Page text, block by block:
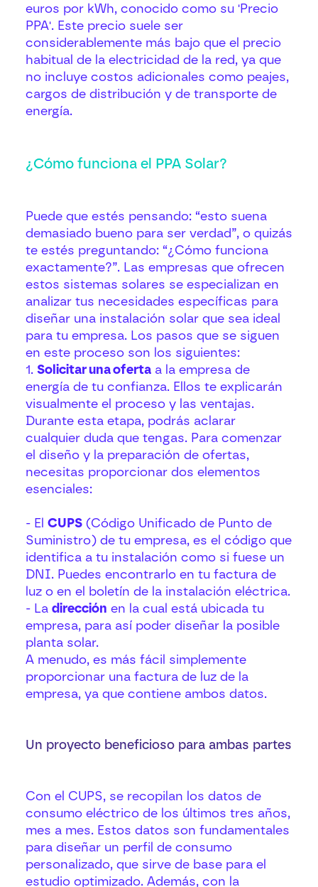
euros por kWh, conocido como su 'Precio
PPA'. Este precio suele ser
considerablemente más bajo que el precio
habitual de la electricidad de la red, ya que
no incluye costos adicionales como peajes,
cargos de distribución y de transporte de
energía.
¿Cómo funciona el PPA Solar?
Puede que estés pensando: “esto suena
demasiado bueno para ser verdad”, o quizás
te estés preguntando: “¿Cómo funciona
exactamente?”. Las empresas que ofrecen
estos sistemas solares se especializan en
analizar tus necesidades específicas para
diseñar una instalación solar que sea ideal
para tu empresa. Los pasos que se siguen
en este proceso son los siguientes:
1. Solicitar una oferta a la empresa de
energía de tu confianza. Ellos te explicarán
visualmente el proceso y las ventajas.
Durante esta etapa, podrás aclarar
cualquier duda que tengas. Para comenzar
el diseño y la preparación de ofertas,
necesitas proporcionar dos elementos
esenciales:
- El CUPS (Código Unificado de Punto de
Suministro) de tu empresa, es el código que
identifica a tu instalación como si fuese un
DNI. Puedes encontrarlo en tu factura de
luz o en el boletín de la instalación eléctrica.
- La dirección en la cual está ubicada tu
empresa, para así poder diseñar la posible
planta solar.
A menudo, es más fácil simplemente
proporcionar una factura de luz de la
empresa, ya que contiene ambos datos.
Un proyecto beneficioso para ambas partes
Con el CUPS, se recopilan los datos de
consumo eléctrico de los últimos tres años,
mes a mes. Estos datos son fundamentales
para diseñar un perfil de consumo
personalizado, que sirve de base para el
estudio optimizado. Además, con la